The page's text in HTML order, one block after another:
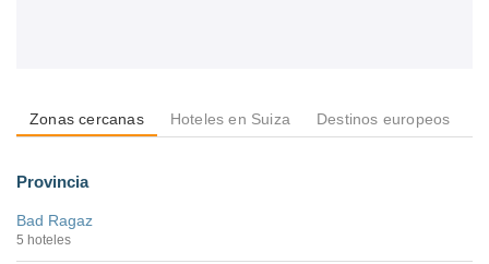
Zonas cercanas Hoteles en Suiza Destinos europeos
Provincia
Bad Ragaz
5 hoteles